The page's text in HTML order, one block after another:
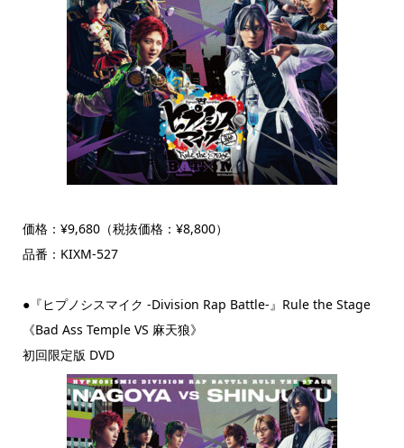
価格：¥9,680（税抜価格：¥8,800）
品番：KIXM-527
●『ヒプノシスマイク -Division Rap Battle-』Rule the Stage
《Bad Ass Temple VS 麻天狼》
初回限定版 DVD